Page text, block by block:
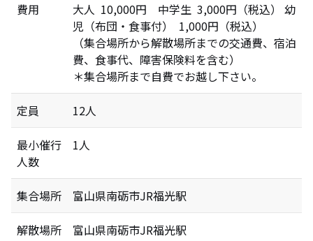
費用
大人 10,000円 中学生 3,000円（税込） 幼
児（布団・食事付） 1,000円（税込）
（集合場所から解散場所までの交通費、宿泊
費、食事代、障害保険料を含む）
＊集合場所まで自費でお越し下さい。
定員 12人
最小催行
人数
1人
集合場所 富山県南砺市JR福光駅
解散場所 富山県南砺市JR福光駅